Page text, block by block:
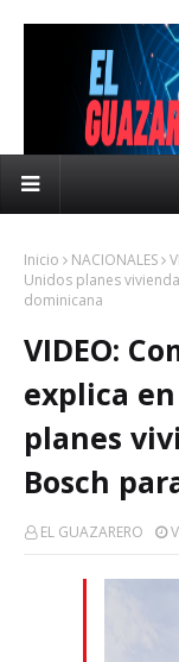
Inicio NACIONALES
Unidos planes
dominicana
VIDEO:
explica
planes
Bosch
EL GUAZARERO